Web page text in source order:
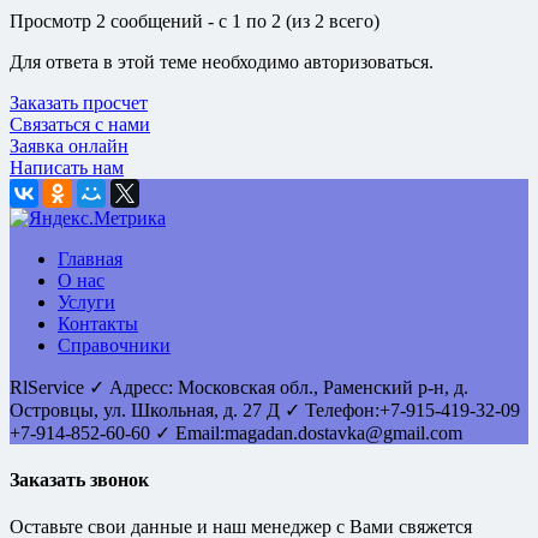
Просмотр 2 сообщений - с 1 по 2 (из 2 всего)
Для ответа в этой теме необходимо авторизоваться.
Заказать просчет
Связаться с нами
Заявка онлайн
Написать нам
Главная
О нас
Услуги
Контакты
Справочники
RlService ✓ Адресс: Московская обл., Раменский р-н, д.
Островцы, ул. Школьная, д. 27 Д ✓ Телефон:+7-915-419-32-09
+7-914-852-60-60 ✓ Email:magadan.dostavka@gmail.com
Заказать звонок
Оставьте свои данные и наш менеджер с Вами свяжется